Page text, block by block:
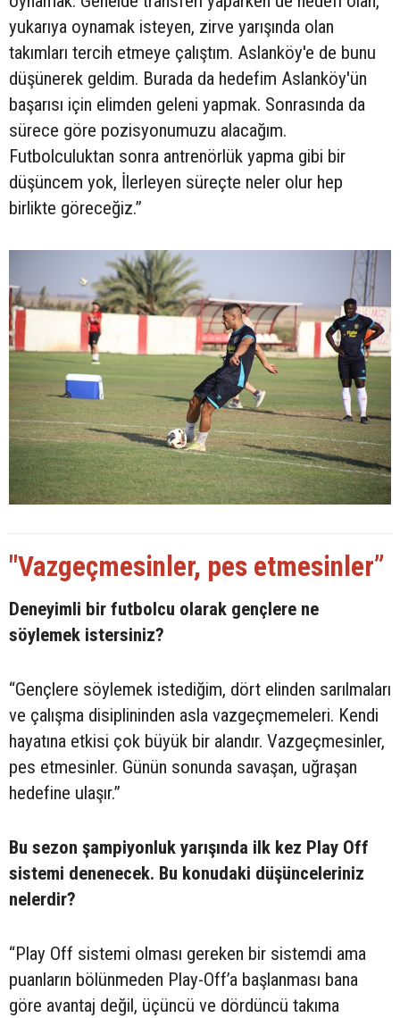
yukarıya oynamak isteyen, zirve yarışında olan
takımları tercih etmeye çalıştım. Aslanköy'e de bunu
düşünerek geldim. Burada da hedefim Aslanköy'ün
başarısı için elimden geleni yapmak. Sonrasında da
sürece göre pozisyonumuzu alacağım.
Futbolculuktan sonra antrenörlük yapma gibi bir
düşüncem yok, İlerleyen süreçte neler olur hep
birlikte göreceğiz.”
"Vazgeçmesinler, pes etmesinler”
Deneyimli bir futbolcu olarak gençlere ne
söylemek istersiniz?
“Gençlere söylemek istediğim, dört elinden sarılmaları
ve çalışma disiplininden asla vazgeçmemeleri. Kendi
hayatına etkisi çok büyük bir alandır. Vazgeçmesinler,
pes etmesinler. Günün sonunda savaşan, uğraşan
hedefine ulaşır.”
Bu sezon şampiyonluk yarışında ilk kez Play Off
sistemi denenecek. Bu konudaki düşünceleriniz
nelerdir?
“Play Off sistemi olması gereken bir sistemdi ama
puanların bölünmeden Play-Off’a başlanması bana
göre avantaj değil, üçüncü ve dördüncü takıma